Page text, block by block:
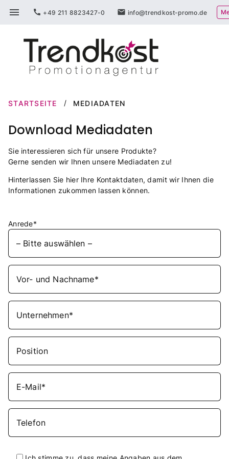
Inhalt
menu call +49 211 8823427-0 mail info@trendkost-promo.de
STARTSEITE MEDIADATEN
Download Mediadaten
Sie interessieren sich für unsere Produkte?
Gerne senden wir Ihnen unsere Mediadaten zu!
Hinterlassen Sie hier Ihre Kontaktdaten, damit wir Ihnen die
Informationen zukommen lassen können.
Anrede*
Vor- und Nachname*
Unternehmen*
Position
E-Mail*
Telefon